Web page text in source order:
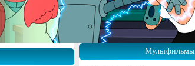
Мультфильмы